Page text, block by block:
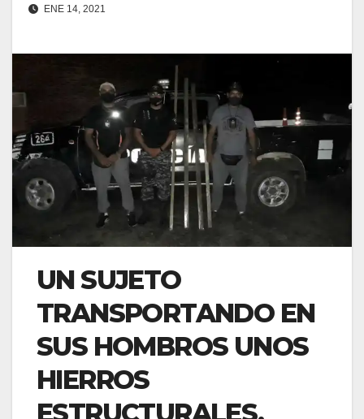
ENE 14, 2021
UN SUJETO
TRANSPORTANDO EN
SUS HOMBROS UNOS
HIERROS
ESTRUCTURALES,